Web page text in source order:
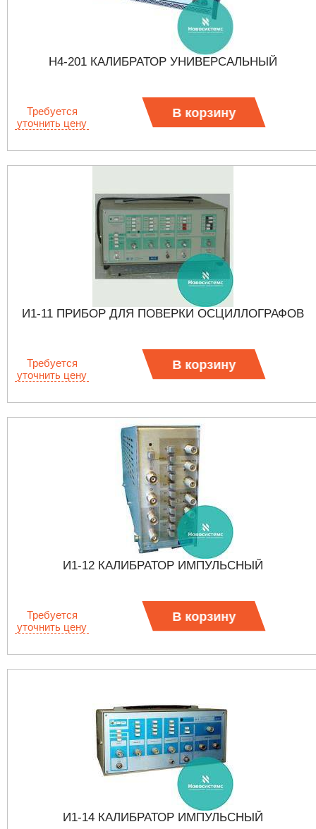
Н4-201 КАЛИБРАТОР УНИВЕРСАЛЬНЫЙ
Требуется
уточнить цену
В корзину
И1-11 ПРИБОР ДЛЯ ПОВЕРКИ ОСЦИЛЛОГРАФОВ
Требуется
уточнить цену
В корзину
И1-12 КАЛИБРАТОР ИМПУЛЬСНЫЙ
Требуется
уточнить цену
В корзину
И1-14 КАЛИБРАТОР ИМПУЛЬСНЫЙ